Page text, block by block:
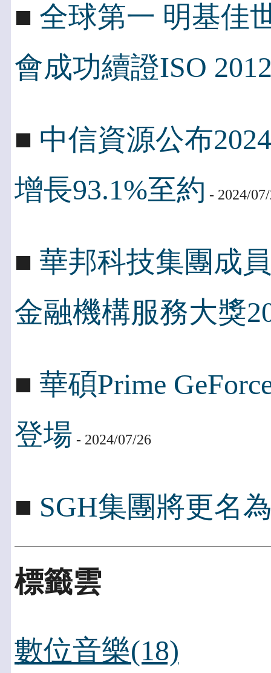
■ 全球第一 明基佳
會成功續證ISO
■ 中信資源公布
增長93.1%至約 - 2024/
■ 華邦科技集團成
金融機構服務大獎
■ 華碩Prime
登場 - 2024/07/26
■ SGH集團將更名
標籤雲
數位音樂(18)